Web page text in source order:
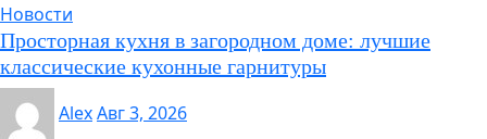
Новости
Просторная кухня в загородном доме: лучшие
классические кухонные гарнитуры
AlexАвг 3, 2026